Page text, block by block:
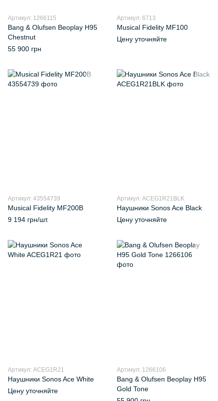
Артикул: 1266115
Bang & Olufsen Beoplay H95
Chestnut
55 900 грн
Артикул: 6713
Musical Fidelity MF100
Цену уточняйте
Артикул: 43554739
Musical Fidelity MF200B
9 194 грн/шт.
Артикул: ACEG1R21BLK
Наушники Sonos Ace Black
Цену уточняйте
Артикул: ACEG1R21
Наушники Sonos Ace White
Цену уточняйте
Артикул: 1266106
Bang & Olufsen Beoplay H95
Gold Tone